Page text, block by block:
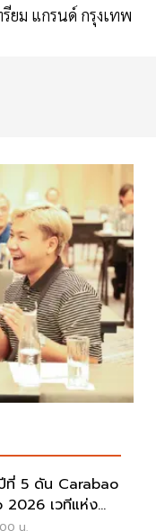
ยม แกรนด์ กรุงเทพ
ที่ 5 ดัน Carabao
2026 เวทีแห่ง
ตบอล
น.